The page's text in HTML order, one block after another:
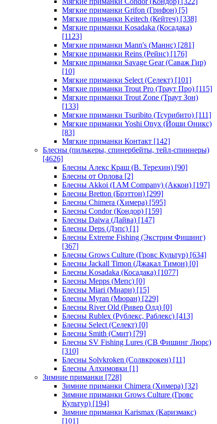
Мягкие приманки Grifon (Грифон) [5]
Мягкие приманки Keitech (Кейтеч) [338]
Мягкие приманки Kosadaka (Косадака)
[1123]
Мягкие приманки Mann's (Маннс) [281]
Мягкие приманки Reins (Рейнс) [176]
Мягкие приманки Savage Gear (Саваж Гир)
[10]
Мягкие приманки Select (Селект) [101]
Мягкие приманки Trout Pro (Траут Про) [115]
Мягкие приманки Trout Zone (Траут Зон)
[133]
Мягкие приманки Tsuribito (Тсурибито) [111]
Мягкие приманки Yoshi Onyx (Йоши Оникс)
[83]
Мягкие приманки Контакт [142]
Блесны (пилькеры, спинербейты, тейл-спиннеры)
[4626]
Блесны Алекс Краш (В. Терехин) [90]
Блесны от Орлова [2]
Блесны Akkoi (I AM Company) (Аккои) [197]
Блесны Bretton (Брэттон) [299]
Блесны Chimera (Химера) [595]
Блесны Condor (Кондор) [159]
Блесны Daiwa (Дайва) [147]
Блесны Deps (Дэпс) [1]
Блесны Extreme Fishing (Экстрим Фишинг)
[367]
Блесны Grows Culture (Гровс Культур) [634]
Блесны Jackall Timon (Джакал Тимон) [0]
Блесны Kosadaka (Косадака) [1077]
Блесны Mepps (Мепс) [0]
Блесны Miari (Миари) [15]
Блесны Myran (Мюран) [229]
Блесны River Old (Ривер Олд) [0]
Блесны Rublex (Рублекс, Раблекс) [413]
Блесны Select (Селект) [0]
Блесны Smith (Смит) [79]
Блесны SV Fishing Lures (СВ Фишинг Люрс)
[310]
Блесны Solvkroken (Солвкрокен) [11]
Блесны Алхимовки [1]
Зимние приманки [728]
Зимние приманки Chimera (Химера) [32]
Зимние приманки Grows Culture (Гровс
Культур) [194]
Зимние приманки Karismax (Каризмакс)
[101]